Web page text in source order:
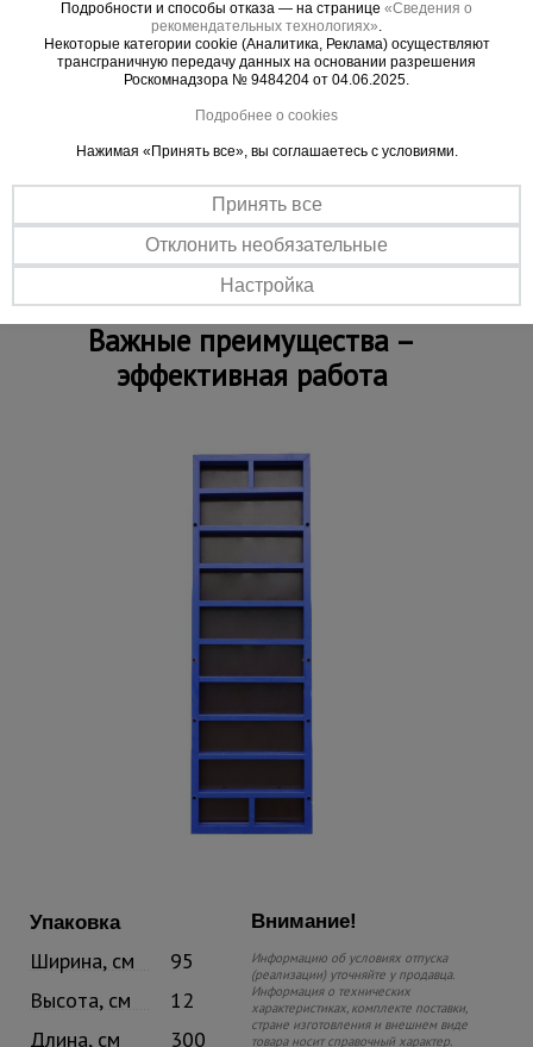
минимальное время.
Прочность – стальной каркас выдерживает
повышенную нагрузку.
Износоустойчивость – возможно многократное
Защитное порошково-полимерное покрытие.
Толщина профиля – 3 мм.
Материал – сталь.
Важные преимущества –
эффективная работа
Упаковка
Ширина, см
95
Высота, см
12
Длина, см
300
Внимание!
Информацию об условиях отпуска
(реализации) уточняйте у продавца.
Информация о технических
характеристиках, комплекте поставки,
стране изготовления и внешнем виде
товара носит справочный характер.
Подробности и способы отказа — на странице «Сведения о
рекомендательных технологиях».
Некоторые категории cookie (Аналитика, Реклама) осуществляют
трансграничную передачу данных на основании разрешения
Роскомнадзора № 9484204 от 04.06.2025.
Подробнее о cookies
Нажимая «Принять все», вы соглашаетесь с условиями.
Принять все
Отклонить необязательные
Настройка